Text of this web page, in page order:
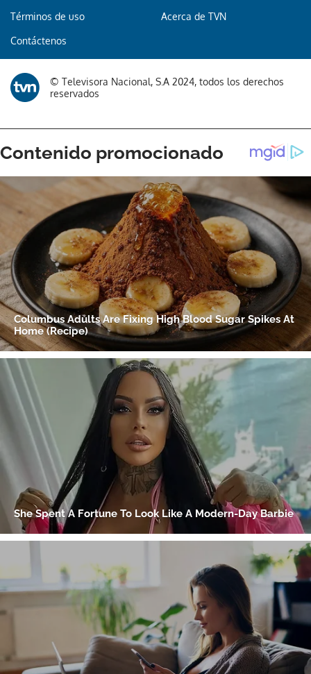
Términos de uso Acerca de TVN
Contáctenos
© Televisora Nacional, S.A 2024, todos los derechos
reservados